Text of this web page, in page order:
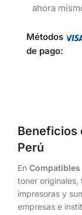
ahora
Métodos
de pago:
Beneficios
Perú
En Compatibles
toner originales,
impresoras y
empresas e